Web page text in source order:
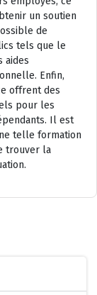
un soutien
de
tels que le
aides
Enfin,
offrent des
pour les
Il est
telle formation
trouver la